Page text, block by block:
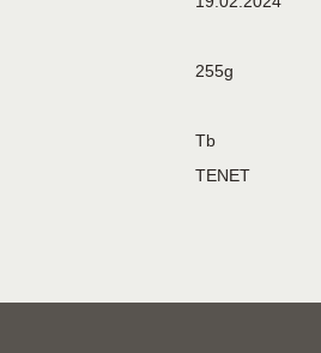
255g
Tb
TENET